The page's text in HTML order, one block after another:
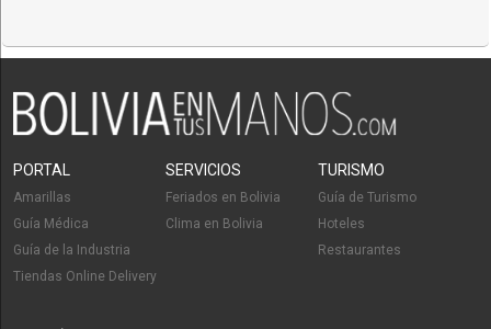
PORTAL
Amarillas
Guía Médica
Guía de la Industria
Tiendas Online Delivery
SERVICIOS
Feriados en Bolivia
Clima en Bolivia
TURISMO
Guía de Turismo
Hoteles
Restaurantes